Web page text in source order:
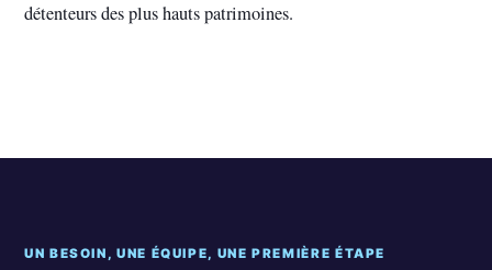
détenteurs des plus hauts patrimoines.
UN BESOIN, UNE ÉQUIPE, UNE PREMIÈRE ÉTAPE